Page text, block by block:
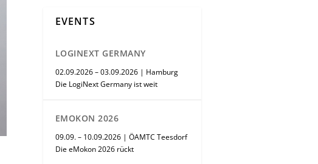
EVENTS
LOGINEXT GERMANY
02.09.2026 – 03.09.2026 | Hamburg
Die LogiNext Germany ist weit
EMOKON 2026
09.09. – 10.09.2026 | ÖAMTC Teesdorf
Die eMokon 2026 rückt